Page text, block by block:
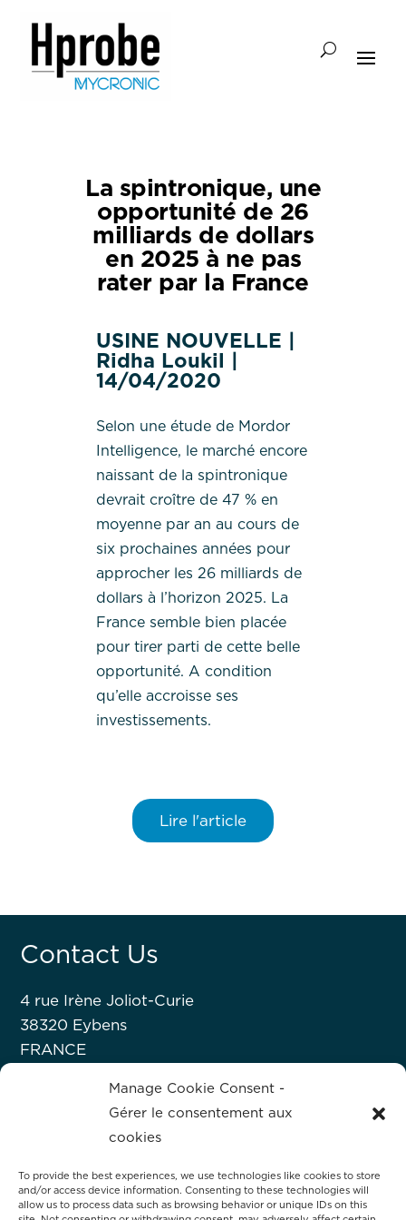
Manage Cookie Consent -
Gérer le consentement aux
cookies
To provide the best experiences, we use technologies like cookies to store
and/or access device information. Consenting to these technologies will
allow us to process data such as browsing behavior or unique IDs on this
La spintronique, une
opportunité de 26
milliards de dollars
en 2025 à ne pas
rater par la France
USINE NOUVELLE |
Ridha Loukil |
14/04/2020
Selon une étude de Mordor
Intelligence, le marché encore
naissant de la spintronique
devrait croître de 47 % en
moyenne par an au cours de
six prochaines années pour
approcher les 26 milliards de
dollars à l’horizon 2025. La
France semble bien placée
pour tirer parti de cette belle
opportunité. A condition
qu’elle accroisse ses
investissements.
Lire l'article
Contact Us
4 rue Irène Joliot-Curie
38320 Eybens
FRANCE
About Hprobe
Hprobe, a Mycronic company, delivers
advanced automated test equipment for